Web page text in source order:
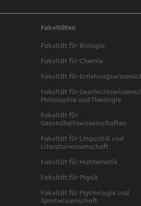
Fakultäten
Fakultät für Biologie
Fakultät für Chemie
Fakultät für
Fakultät für
Philosophie und Theologie
Fakultät für
Gesundheitswissenschaften
Fakultät für Linguistik und
Literaturwissenschaft
Fakultät für Mathematik
Fakultät für Physik
Fakultät für Psychologie und
Sportwissenschaft